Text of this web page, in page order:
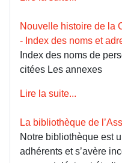
Nouvelle histoire de la
- Index des noms et
Index des noms de
citées Les annexes
Lire la suite...
La bibliothèque de
Notre bibliothèque est
adhérents et s’avère